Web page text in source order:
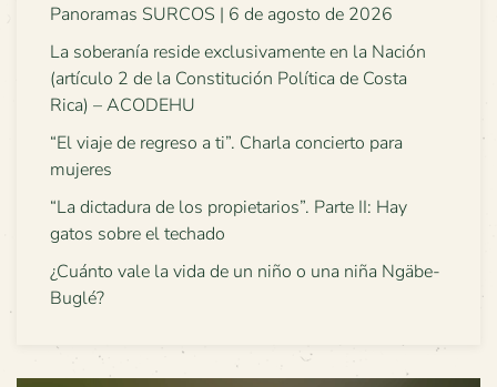
Panoramas SURCOS | 6 de agosto de 2026
La soberanía reside exclusivamente en la Nación
(artículo 2 de la Constitución Política de Costa
Rica) – ACODEHU
“El viaje de regreso a ti”. Charla concierto para
mujeres
“La dictadura de los propietarios”. Parte II: Hay
gatos sobre el techado
¿Cuánto vale la vida de un niño o una niña Ngäbe-
Buglé?